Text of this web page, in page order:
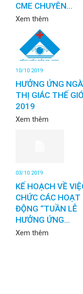
CME CHUYÊN...
Xem thêm
10/10 2019
HƯỞNG ỨNG
THỊ GIÁC THẾ
2019
Xem thêm
03/10 2019
KẾ HOẠCH VỀ
CHỨC CÁC HOẠT
ĐỘNG “TUẦN LỄ
HƯỞNG ỨNG...
Xem thêm